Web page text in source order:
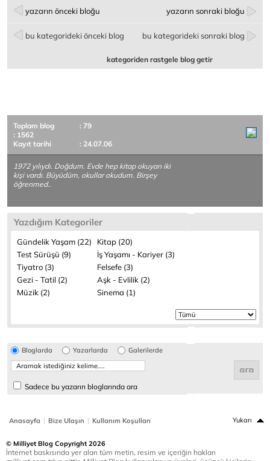
yazarın önceki bloğu yazarın sonraki bloğu
bu kategorideki önceki blog bu kategorideki sonraki blog
kategoriden rastgele blog getir
Toplam blog
: 79
: 1562
Kayıt tarihi
: 24.07.06
1972 yılıydı. Doğdum. Evde hep kitap okuyan iki
kişi vardı. Büyüdüm, okullar okudum. Birşey
öğrenmed..
Yazdığım Kategoriler
Gündelik Yaşam (22)
Kitap (20)
Test Sürüşü (9)
İş Yaşamı - Kariyer (3)
Tiyatro (3)
Felsefe (3)
Gezi - Tatil (2)
Aşk - Evlilik (2)
Müzik (2)
Sinema (1)
Bloglarda Yazarlarda Galerilerde
Sadece bu yazarın bloglarında ara
Anasayfa | Bize Ulaşın | Kullanım Koşulları Yukarı
© Milliyet Blog Copyright 2026
İnternet baskısında yer alan tüm metin, resim ve içeriğin hakları